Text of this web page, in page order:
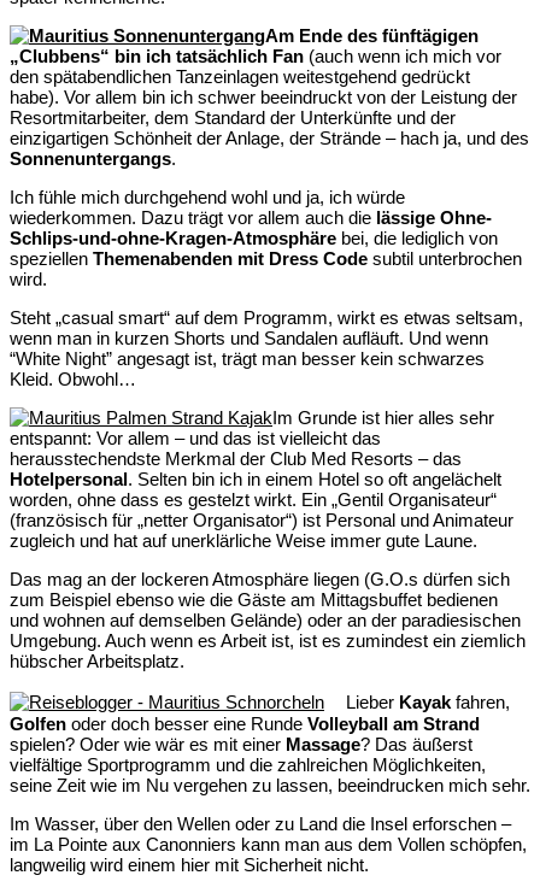
Am Ende des fünftägigen
„Clubbens“ bin ich tatsächlich Fan (auch wenn ich mich vor
den spätabendlichen Tanzeinlagen weitestgehend gedrückt
habe). Vor allem bin ich schwer beeindruckt von der Leistung der
Resortmitarbeiter, dem Standard der Unterkünfte und der
einzigartigen Schönheit der Anlage, der Strände – hach ja, und des
Sonnenuntergangs.
Ich fühle mich durchgehend wohl und ja, ich würde
wiederkommen. Dazu trägt vor allem auch die lässige Ohne-
Schlips-und-ohne-Kragen-Atmosphäre bei, die lediglich von
speziellen Themenabenden mit Dress Code subtil unterbrochen
wird.
Steht „casual smart“ auf dem Programm, wirkt es etwas seltsam,
wenn man in kurzen Shorts und Sandalen aufläuft. Und wenn
“White Night” angesagt ist, trägt man besser kein schwarzes
Kleid. Obwohl…
Im Grunde ist hier alles sehr
entspannt: Vor allem – und das ist vielleicht das
herausstechendste Merkmal der Club Med Resorts – das
Hotelpersonal. Selten bin ich in einem Hotel so oft angelächelt
worden, ohne dass es gestelzt wirkt. Ein „Gentil Organisateur“
(französisch für „netter Organisator“) ist Personal und Animateur
zugleich und hat auf unerklärliche Weise immer gute Laune.
Das mag an der lockeren Atmosphäre liegen (G.O.s dürfen sich
zum Beispiel ebenso wie die Gäste am Mittagsbuffet bedienen
und wohnen auf demselben Gelände) oder an der paradiesischen
Umgebung. Auch wenn es Arbeit ist, ist es zumindest ein ziemlich
hübscher Arbeitsplatz.
Lieber Kayak fahren,
Golfen oder doch besser eine Runde Volleyball am Strand
spielen? Oder wie wär es mit einer Massage? Das äußerst
vielfältige Sportprogramm und die zahlreichen Möglichkeiten,
seine Zeit wie im Nu vergehen zu lassen, beeindrucken mich sehr.
Im Wasser, über den Wellen oder zu Land die Insel erforschen –
im La Pointe aux Canonniers kann man aus dem Vollen schöpfen,
langweilig wird einem hier mit Sicherheit nicht.